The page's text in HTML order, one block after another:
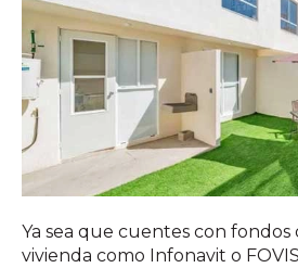
Ya sea que cuentes con fondos
vivienda como Infonavit o